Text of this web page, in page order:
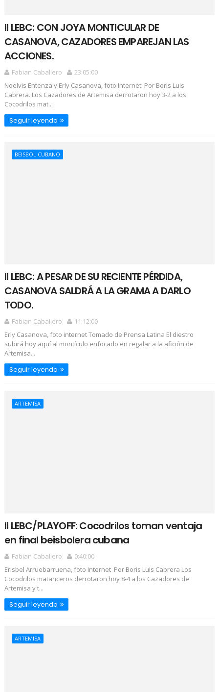
II LEBC: CON JOYA MONTICULAR DE
CASANOVA, CAZADORES EMPAREJAN LAS
ACCIONES.
Fabian Caballero
23:05:00
Noelvis Entenza y Erly Casanova, foto Internet Por Boris Luis
Cabrera. Los Cazadores de Artemisa derrotaron hoy 3-2 a los
Cocodrilos mat...
Seguir leyendo
BEISBOL CUBANO
II LEBC: A PESAR DE SU RECIENTE PÉRDIDA,
CASANOVA SALDRÁ A LA GRAMA A DARLO
TODO.
Fabian Caballero
11:12:00
Erly Casanova, foto internet Tomado de Prensa Latina El diestro
subirá hoy aquí al montículo enfocado en regalar a la afición de
Artemisa...
Seguir leyendo
ARTEMISA
II LEBC/PLAYOFF: Cocodrilos toman ventaja
en final beisbolera cubana
Fabian Caballero
0:40:00
Erisbel Arruebarruena, foto Internet Por Boris Luis Cabrera Los
Cocodrilos matanceros derrotaron hoy 8-4 a los Cazadores de
Artemisa y t...
Seguir leyendo
ARTEMISA